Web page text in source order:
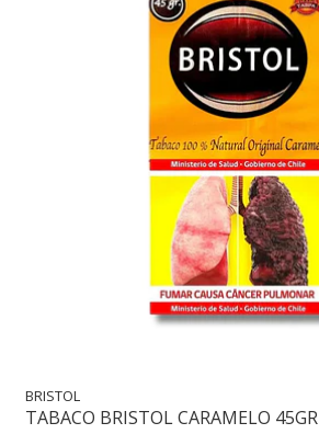
BRISTOL
TABACO BRISTOL CARAMELO 45GR